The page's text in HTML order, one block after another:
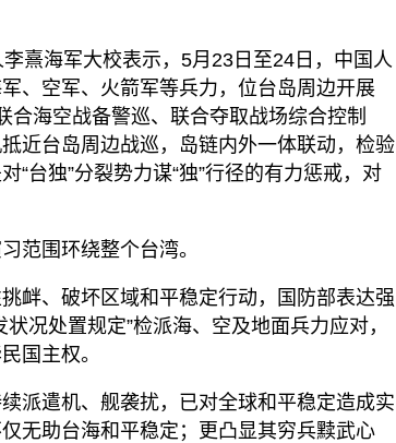
熹海军大校表示，5月23日至24日，中国人
、空军、火箭军等兵力，位台岛周边开展
合海空战备警巡、联合夺取战场综合控制
近台岛周边战巡，岛链内外一体联动，检验
“台独”分裂势力谋“独”行径的有力惩戒，对
范围环绕整个台湾。
衅、破坏区域和平稳定行动，国防部表达强
况处置规定”检派海、空及地面兵力应对，
国主权。
派遣机、舰袭扰，已对全球和平稳定造成实
无助台海和平稳定；更凸显其穷兵黩武心